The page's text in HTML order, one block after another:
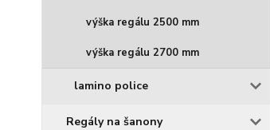
výška regálu 2500 mm
výška regálu 2700 mm
lamino police
Regály na šanony